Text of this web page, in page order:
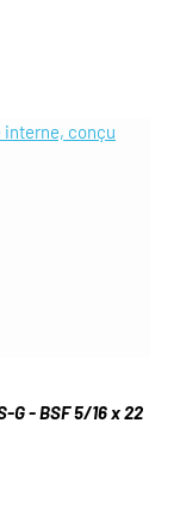
G - BSF 5/16 x 22